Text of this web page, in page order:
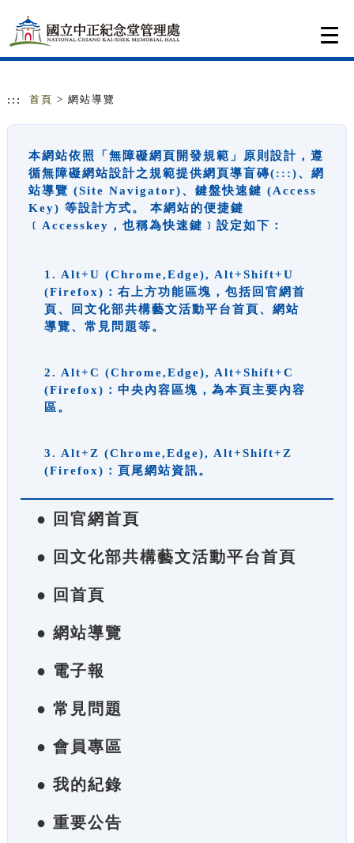
::: 首頁 > 網站導覽
本網站依照「無障礙網頁開發規範」原則設計，遵
循無障礙網站設計之規範提供網頁導盲磚(:::)、網
站導覽 (Site Navigator)、鍵盤快速鍵 (Access
Key) 等設計方式。 本網站的便捷鍵
﹝Accesskey，也稱為快速鍵﹞設定如下：
1. Alt+U (Chrome,Edge), Alt+Shift+U
(Firefox)：右上方功能區塊，包括回官網首
頁、回文化部共構藝文活動平台首頁、網站
導覽、常見問題等。
2. Alt+C (Chrome,Edge), Alt+Shift+C
(Firefox)：中央內容區塊，為本頁主要內容
區。
3. Alt+Z (Chrome,Edge), Alt+Shift+Z
(Firefox)：頁尾網站資訊。
● 回官網首頁
● 回文化部共構藝文活動平台首頁
● 回首頁
● 網站導覽
● 電子報
● 常見問題
● 會員專區
● 我的紀錄
● 重要公告